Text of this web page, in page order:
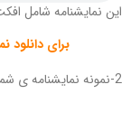
این نمایشنامه شامل
برای دانلود
2-نمونه نمایشنامه ی شماره دوم: قصه های شکلاتی، بازیگران سری اول